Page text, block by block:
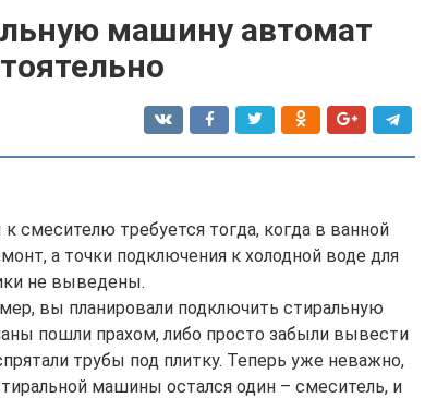
машину автомат
смесителю требуется тогда, когда в ванной
а точки подключения к холодной воде для
не выведены.
вы планировали подключить стиральную
пошли прахом, либо просто забыли вывести
трубы под плитку. Теперь уже неважно,
машины остался один – смеситель, и